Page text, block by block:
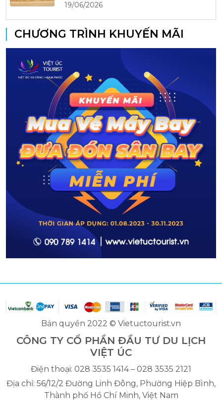
19/06/2026
CHƯƠNG TRÌNH KHUYẾN MÃI
Bản quyền 2022 © Vietuctourist.vn
CÔNG TY CỔ PHẦN ĐẦU TƯ DU LỊCH
VIỆT ÚC
Điện thoại: 028 3535 1414 – 028 3535 2121
Địa chỉ: 56/12/2 Đường Linh Đông, Phường Hiệp Bình,
Thành phố Hồ Chí Minh, Việt Nam